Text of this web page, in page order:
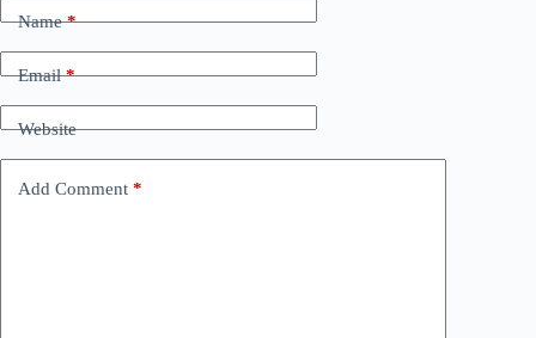
Name*
Email*
Website
Add Comment *